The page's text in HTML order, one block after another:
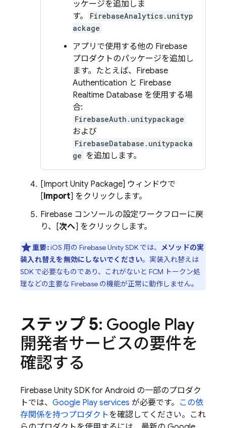
ッケージを追加しま
す。
FirebaseAnalytics.unityp
ackage
アプリで使用する他の Firebase
プロダクトのパッケージを追加し
ます。たとえば、 Firebase
Authentication と Firebase
Realtime Database を使用する場
合:
FirebaseAuth.unitypackage
および
FirebaseDatabase.unitypacka
ge を追加します。
[Import Unity Package] ウィンドウで
[Import] をクリックします。
Firebase コンソールの設定ワークフローに戻
り、[次へ] をクリックします。
重要:iOS 用の FirebaseUnitySDK では、 メソッドの実
装入れ替えを無効にしないでください。実装入れ替えは
SDK で必要なものであり、これがないと FCM トークン処
理などの主要な Firebase の機能が正常に動作しません。
ステップ 5: Google Play
開発者サービスの要件を
確認する
Firebase Unity SDK for Android の一部のプロダク
トでは、 Google Play services が必要です。 この依
存関係を持つプロダクトを確認してください。これ